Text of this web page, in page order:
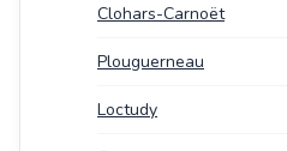
Clohars-Carnoët
Plouguerneau
Loctudy